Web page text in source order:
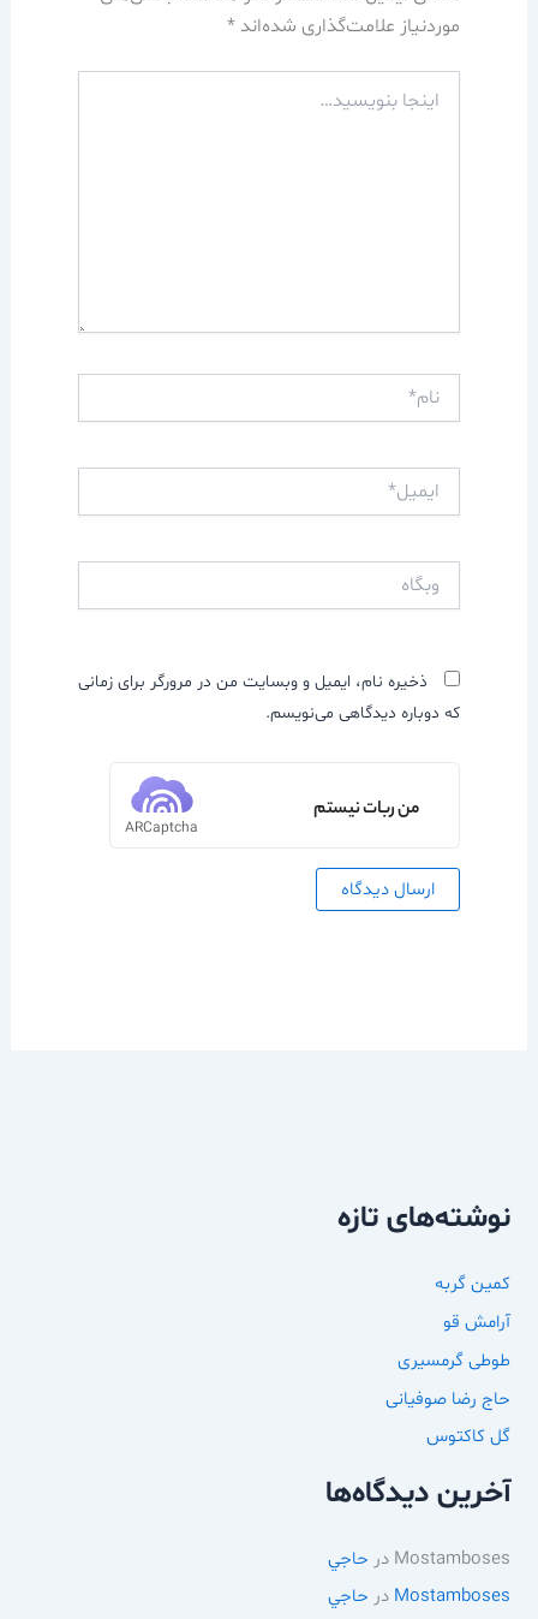
موردنیاز علامت‌گذاری شده‌اند *
بنویسید…
ذخیره نام، ایمیل و وبسایت من در مرورگر برای زمانی
که دوباره دیدگاهی می‌نویسم.
من ربات نیستم
ARCaptcha
نوشته‌های تازه
کمین گربه
آرامش قو
طوطی گرمسیری
حاج رضا صوفیانی
گل کاکتوس
آخرین دیدگاه‌ها
Mostamboses در حاجي
Mostamboses در حاجي